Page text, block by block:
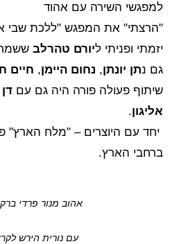
למפגשי השירה עם אהוד
"הרצתי" את המפגש "ללכת שבי
יזמתי ופניתי ליורם טהרלב
גם נתן יונתן, נחום היימן, חיים
שיתוף פעולה פורה היה גם עם
אליגון.
יחד עם היוצרים – "מלח הארץ"
ברחבי הארץ.
אהוב מנור פרדי
עם נורית הירש